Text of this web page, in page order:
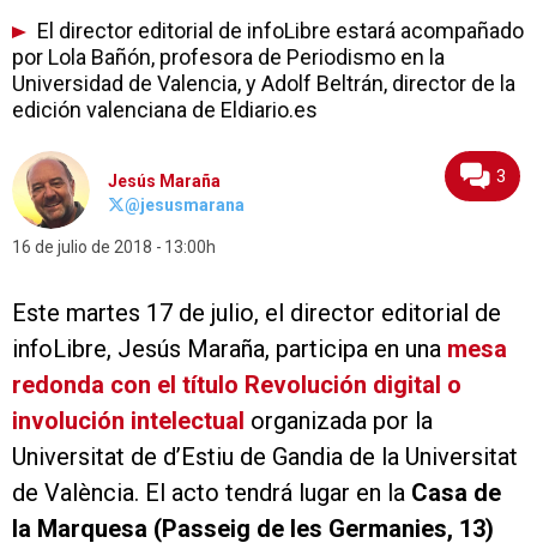
El director editorial de infoLibre estará acompañado
por Lola Bañón, profesora de Periodismo en la
Universidad de Valencia, y Adolf Beltrán, director de la
edición valenciana de Eldiario.es
Jesús Maraña
@jesusmarana
16 de julio de 2018 13:00h
3
Este martes 17 de julio, el director editorial de
infoLibre, Jesús Maraña, participa en una mesa
redonda con el título Revolución digital o
involución intelectual organizada por la
Universitat de d’Estiu de Gandia de la Universitat
de València. El acto tendrá lugar en la Casa de
la Marquesa (Passeig de les Germanies, 13)